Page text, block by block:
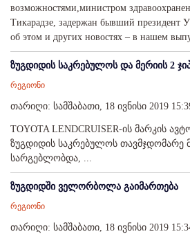
возможностями,министром
Тикарадзе, задержан бывший
об этом и других новостях – в нашем
ზუგდიდის საკრებულოს და მერიის 2
რეგიონი
თარიღი: სამშაბათი, 18 ივნისი 2019
TOYOTA LENDCRUISER-ის მარკის
ზუგდიდის საკრებულოს თავმჯდომარე
სარგებლობდა, ...
ზუგდიდში ველორბოლა გაიმართება
რეგიონი
თარიღი: სამშაბათი, 18 ივნისი 2019